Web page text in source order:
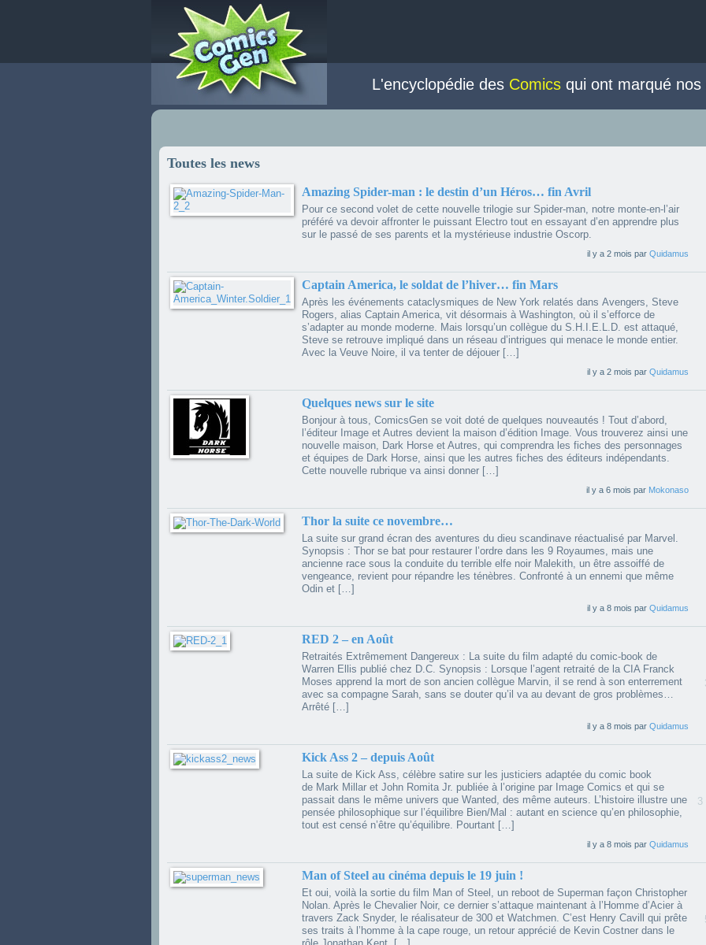
L'encyclopédie des Comics qui ont marqué nos
Toutes les news
Amazing Spider-man : le destin d’un Héros… fin Avril
Pour ce second volet de cette nouvelle trilogie sur Spider-man, notre monte-en-l’air
préféré va devoir affronter le puissant Electro tout en essayant d’en apprendre plus
sur le passé de ses parents et la mystérieuse industrie Oscorp.
il y a 2 mois par Quidamus
Captain America, le soldat de l’hiver… fin Mars
Après les événements cataclysmiques de New York relatés dans Avengers, Steve
Rogers, alias Captain America, vit désormais à Washington, où il s’efforce de
s’adapter au monde moderne. Mais lorsqu’un collègue du S.H.I.E.L.D. est attaqué,
Steve se retrouve impliqué dans un réseau d’intrigues qui menace le monde entier.
Avec la Veuve Noire, il va tenter de déjouer […]
il y a 2 mois par Quidamus
Quelques news sur le site
Bonjour à tous, ComicsGen se voit doté de quelques nouveautés ! Tout d’abord,
l’éditeur Image et Autres devient la maison d’édition Image. Vous trouverez ainsi une
nouvelle maison, Dark Horse et Autres, qui comprendra les fiches des personnages
et équipes de Dark Horse, ainsi que les autres fiches des éditeurs indépendants.
Cette nouvelle rubrique va ainsi donner […]
il y a 6 mois par Mokonaso
Thor la suite ce novembre…
La suite sur grand écran des aventures du dieu scandinave réactualisé par Marvel.
Synopsis : Thor se bat pour restaurer l’ordre dans les 9 Royaumes, mais une
ancienne race sous la conduite du terrible elfe noir Malekith, un être assoiffé de
vengeance, revient pour répandre les ténèbres. Confronté à un ennemi que même
Odin et […]
il y a 8 mois par Quidamus
RED 2 – en Août
Retraités Extrêmement Dangereux : La suite du film adapté du comic-book de
Warren Ellis publié chez D.C. Synopsis : Lorsque l’agent retraité de la CIA Franck
Moses apprend la mort de son ancien collègue Marvin, il se rend à son enterrement
avec sa compagne Sarah, sans se douter qu’il va au devant de gros problèmes…
Arrêté […]
il y a 8 mois par Quidamus
Kick Ass 2 – depuis Août
La suite de Kick Ass, célèbre satire sur les justiciers adaptée du comic book
de Mark Millar et John Romita Jr. publiée à l’origine par Image Comics et qui se
passait dans le même univers que Wanted, des même auteurs. L’histoire illustre une
pensée philosophique sur l’équilibre Bien/Mal : autant en science qu’en philosophie,
tout est censé n’être qu’équilibre. Pourtant […]
il y a 8 mois par Quidamus
3
Man of Steel au cinéma depuis le 19 juin !
Et oui, voilà la sortie du film Man of Steel, un reboot de Superman façon Christopher
Nolan. Après le Chevalier Noir, ce dernier s’attaque maintenant à l’Homme d’Acier à
travers Zack Snyder, le réalisateur de 300 et Watchmen. C’est Henry Cavill qui prête
ses traits à l’homme à la cape rouge, un retour apprécié de Kevin Costner dans le